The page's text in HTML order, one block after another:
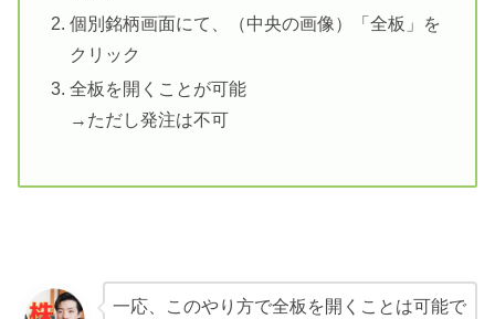
個別銘柄画面にて、（中央の画像）「全板」を
クリック
全板を開くことが可能
→ただし発注は不可
一応、このやり方で全板を開くことは可能で